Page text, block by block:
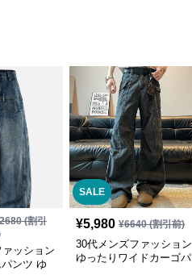
(割引
ッション
ンツ ゆ
SALE
¥5,980 ¥6640(割引前)
30代メンズファッション
ゆったりワイドカーゴパ